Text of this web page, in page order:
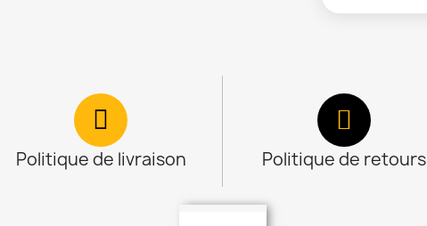
Politique de livraison Politique de retours